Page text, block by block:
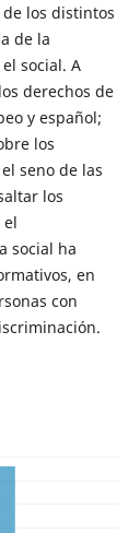
los distintos
de la
social. A
derechos de
y español;
los
seno de las
los
el
social ha
en
con